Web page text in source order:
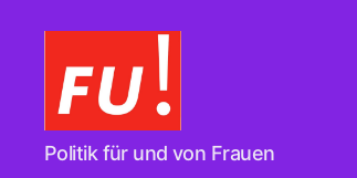
Frauen
Union
Politik für und von Frauen